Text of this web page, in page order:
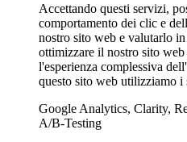
Accettando questi servizi,
comportamento dei clic e
nostro sito web e valutarlo
ottimizzare il nostro sito
l'esperienza complessiva
questo sito web utilizziamo i
Google Analytics, Clarity,
A/B-Testing